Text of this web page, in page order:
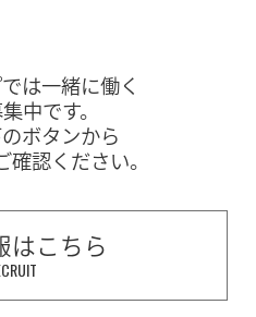
は一緒に働く
中です。
ボタンから
認ください。
はこちら